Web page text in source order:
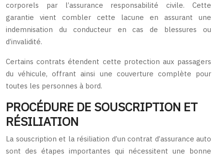
corporels par l’assurance responsabilité civile. Cette
garantie vient combler cette lacune en assurant une
indemnisation du conducteur en cas de blessures ou
d’invalidité.
Certains contrats étendent cette protection aux passagers
du véhicule, offrant ainsi une couverture complète pour
toutes les personnes à bord.
PROCÉDURE DE SOUSCRIPTION ET
RÉSILIATION
La souscription et la résiliation d’un contrat d’assurance auto
sont des étapes importantes qui nécessitent une bonne